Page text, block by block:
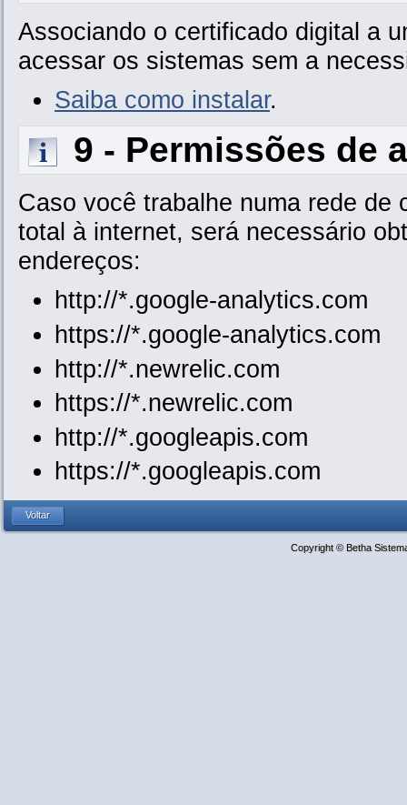
Associando o certificado digital a
acessar os sistemas sem a
Saiba como instalar.
9 - Permissões de
Caso você trabalhe numa rede de
total à internet, será necessário
endereços:
http://*.google-analytics.com
https://*.google-analytics.com
http://*.newrelic.com
https://*.newrelic.com
http://*.googleapis.com
https://*.googleapis.com
Copyright © Betha